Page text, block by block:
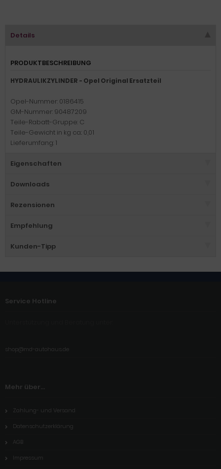
Details
PRODUKTBESCHREIBUNG
HYDRAULIKZYLINDER - Opel Original Ersatzteil
Opel-Nummer: 0186415
GM-Nummer: 90487209
Teile-Rabatt-Gruppe: C
Teile-Gewicht in kg ca.: 0,01
Lieferumfang: 1
Eigenschaften
Downloads
Rezensionen
Empfehlung
Kunden-Tipp
Service Hotline
shop@md-autohaus.de
Mehr über...
Zahlung- und Versand
Datenschutzerklärung
AGB
Impressum